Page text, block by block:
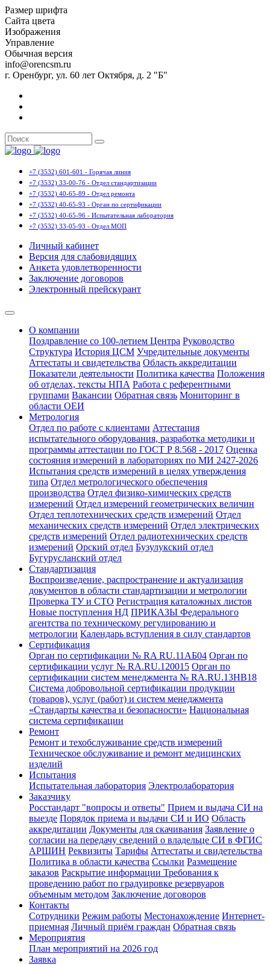
Размер шрифта
Сайта цвета
Изображения
Управление
Обычная версия
info@orencsm.ru
г. Оренбург, ул. 60 лет Октября, д. 2 "Б"
+7 (3532) 601-601 - Горячая линия
+7 (3532) 33-00-76 - Отдел стандартизации
+7 (3532) 40-65-89 - Отдел ремонта
+7 (3532) 40-65-93 - Орган по сертификации
+7 (3532) 40-65-96 - Испытательная лаборатория
+7 (3532) 33-05-93 - Отдел МОП
Личный кабинет
Версия для слабовидящих
Анкета удовлетворенности
Заключение договоров
Электронный прейскурант
О компании
Поздравление со 100-летием Центра Руководство
Структура История ЦСМ Учредительные документы
Аттестаты и свидетельства Область аккредитации
Показатели деятельности Политика качества Положения
об отделах, тексты НПА Работа с референтными
группами Вакансии Обратная связь Мониторинг в
области ОЕИ
Метрология
Отдел по работе с клиентами Аттестация
испытательного оборудования, разработка методики и
программы аттестации по ГОСТ Р 8.568 - 2017 Оценка
состояния измерений в лабораториях по МИ 2427-2026
Испытания средств измерений в целях утверждения
типа Отдел метрологического обеспечения
производства Отдел физико-химических средств
измерений Отдел измерений геометрических величин
Отдел теплотехнических средств измерений Отдел
механических средств измерений Отдел электрических
средств измерений Отдел радиотехнических средств
измерений Орский отдел Бузулукский отдел
Бугурусланский отдел
Стандартизация
Воспроизведение, распространение и актуализация
документов в области стандартизации и метрологии
Проверка ТУ и СТО Регистрация каталожных листов
Новые поступления НД ПРИКАЗЫ Федерального
агентства по техническому регулированию и
метрологии Календарь вступления в силу стандартов
Сертификация
Орган по сертификации № RA RU.11АБ04 Орган по
сертификации услуг № RA.RU.120015 Орган по
сертификации систем менеджмента № RA.RU.13HB18
Система добровольной сертификации продукции
(товаров), услуг (работ) и систем менеджмента
«Стандарты качества и безопасности» Национальная
система сертификации
Ремонт
Ремонт и техобслуживание средств измерений
Техническое обслуживание и ремонт медицинских
изделий
Испытания
Испытательная лаборатория Электролаборатория
Заказчику
Росстандарт "вопросы и ответы" Прием и выдача СИ на
выезде Порядок приема и выдачи СИ и ИО Область
аккредитации Документы для скачивания Заявление о
согласии на передачу сведений о владельце СИ в ФГИС
АРШИН Реквизиты Тарифы Аттестаты и свидетельства
Политика в области качества Ссылки Размещение
заказов Раскрытие информации Требования к
проведению работ по градуировке резервуаров
объемным методом Заключение договоров
Контакты
Сотрудники Режим работы Местонахождение Интернет-
приемная Личный приём граждан Обратная связь
Мероприятия
План мероприятий на 2026 год
Заявка